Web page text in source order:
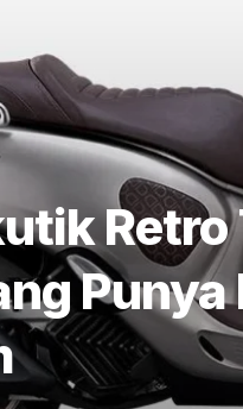
Retro
Punya